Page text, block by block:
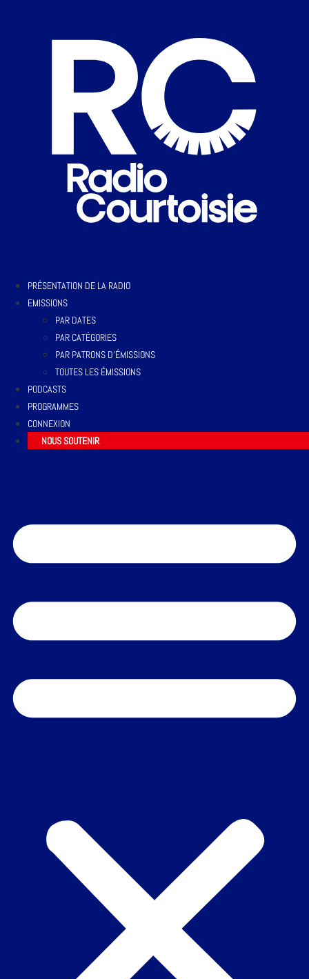
PRÉSENTATION DE LA RADIO
EMISSIONS
PAR DATES
PAR CATÉGORIES
PAR PATRONS D’ÉMISSIONS
TOUTES LES ÉMISSIONS
PODCASTS
PROGRAMMES
CONNEXION
NOUS SOUTENIR